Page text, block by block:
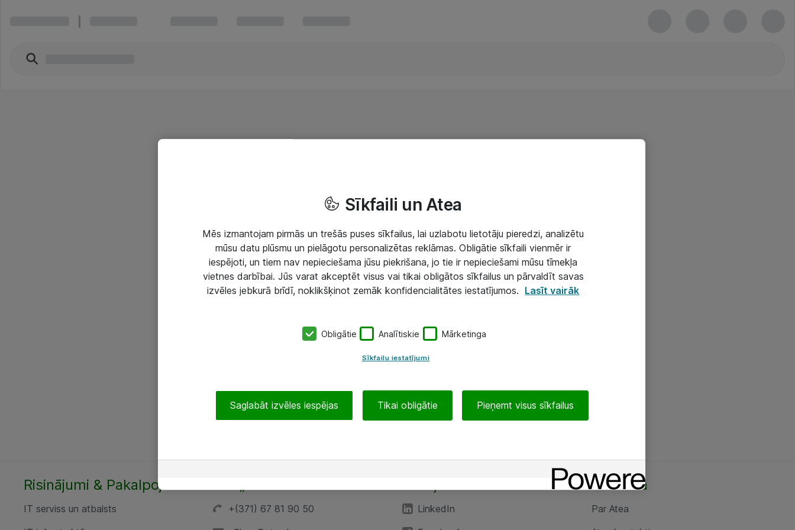
Risinājumi & Pakalpojumi
IT serviss un atbalsts
+(371) 67 81 90 50
LinkedIn
Par Atea
Par Atea
Sīkfaili un Atea
Mēs izmantojam pirmās un trešās puses sīkfailus, lai uzlabotu lietotāju pieredzi, analizētu
mūsu datu plūsmu un pielāgotu personalizētas reklāmas. Obligātie sīkfaili vienmēr ir
iespējoti, un tiem nav nepieciešama jūsu piekrišana, jo tie ir nepieciešami mūsu tīmekļa
vietnes darbībai. Jūs varat akceptēt visus vai tikai obligātos sīkfailus un pārvaldīt savas
izvēles jebkurā brīdī, noklikšķinot zemāk konfidencialitātes iestatījumos. Lasīt vairāk
Obligātie Analītiskie Mārketinga
Sīkfailu iestatījumi
Saglabāt izvēles iespējas Tikai obligātie Pieņemt visus sīkfailus